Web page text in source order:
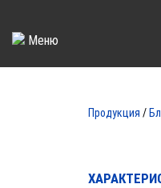
Меню
Продукция /